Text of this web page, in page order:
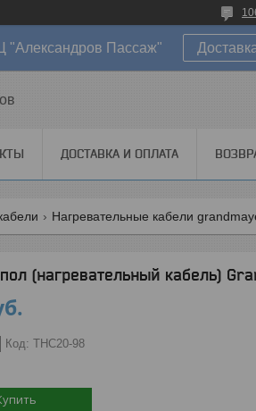
Пассаж"
ДОСТАВКА И ОПЛАТА
Нагревательные кабели
(нагревательный кабель)
Код: THC20-98